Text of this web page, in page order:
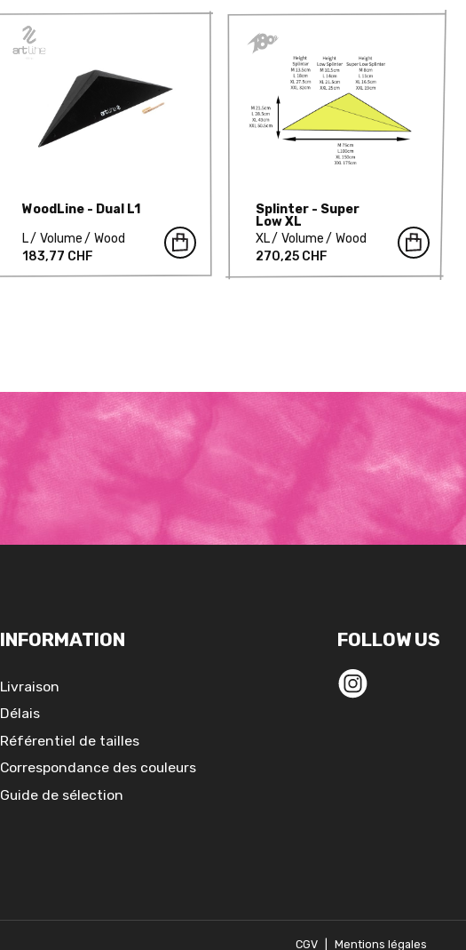
WoodLine - Dual L1
L
Volume
Wood
183,77 CHF
Splinter - Super
Low XL
XL
Volume
Wood
270,25 CHF
INFORMATION
Livraison
Délais
Référentiel de tailles
Correspondance des couleurs
Guide de sélection
FOLLOW US
CGV Mentions légales